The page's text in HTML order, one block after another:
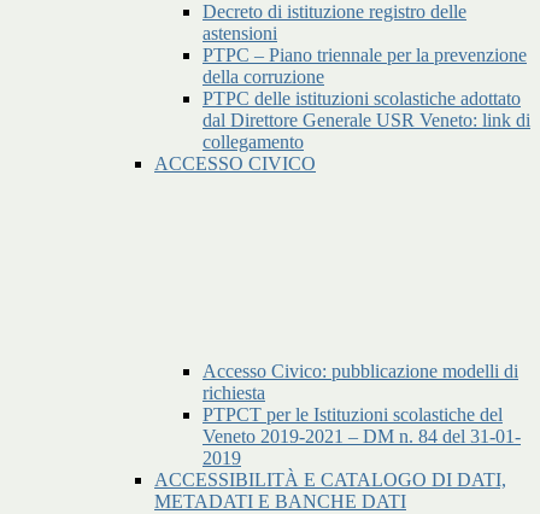
Decreto di istituzione registro delle
astensioni
PTPC – Piano triennale per la prevenzione
della corruzione
PTPC delle istituzioni scolastiche adottato
dal Direttore Generale USR Veneto: link di
collegamento
ACCESSO CIVICO
Accesso Civico: pubblicazione modelli di
richiesta
PTPCT per le Istituzioni scolastiche del
Veneto 2019-2021 – DM n. 84 del 31-01-
2019
ACCESSIBILITÀ E CATALOGO DI DATI,
METADATI E BANCHE DATI